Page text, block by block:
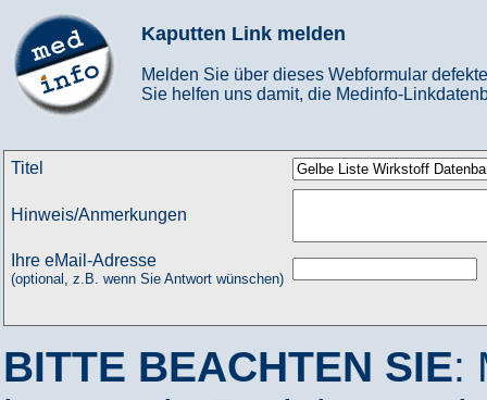
Kaputten Link melden
Melden Sie über dieses Webformular
Sie helfen uns damit, die Medinfo-
Titel
Hinweis/Anmerkungen
Ihre eMail-Adresse
(optional, z.B. wenn Sie Antwort wünschen)
BITTE BEACHTEN SIE: